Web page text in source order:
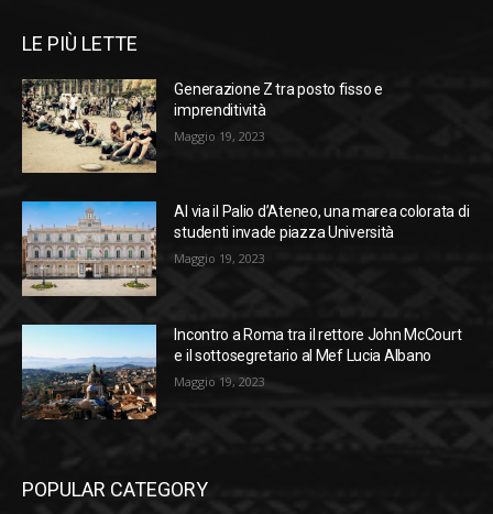
LE PIÙ LETTE
Generazione Z tra posto fisso e
imprenditività
Maggio 19, 2023
Al via il Palio d’Ateneo, una marea colorata di
studenti invade piazza Università
Maggio 19, 2023
Incontro a Roma tra il rettore John McCourt
e il sottosegretario al Mef Lucia Albano
Maggio 19, 2023
POPULAR CATEGORY